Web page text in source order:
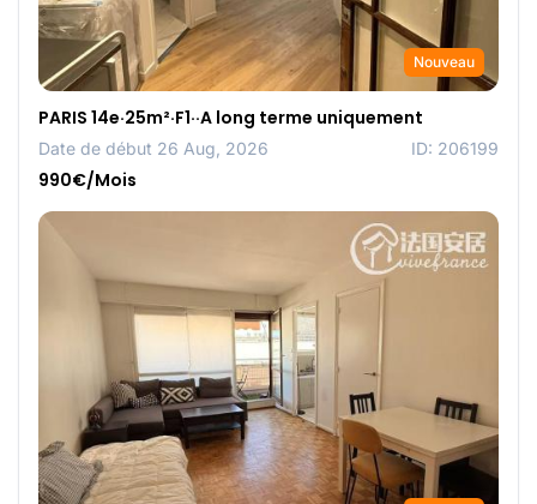
Nouveau
PARIS 14e·25m²·F1··A long terme uniquement
Date de début 26 Aug, 2026 ID: 206199
990€/Mois